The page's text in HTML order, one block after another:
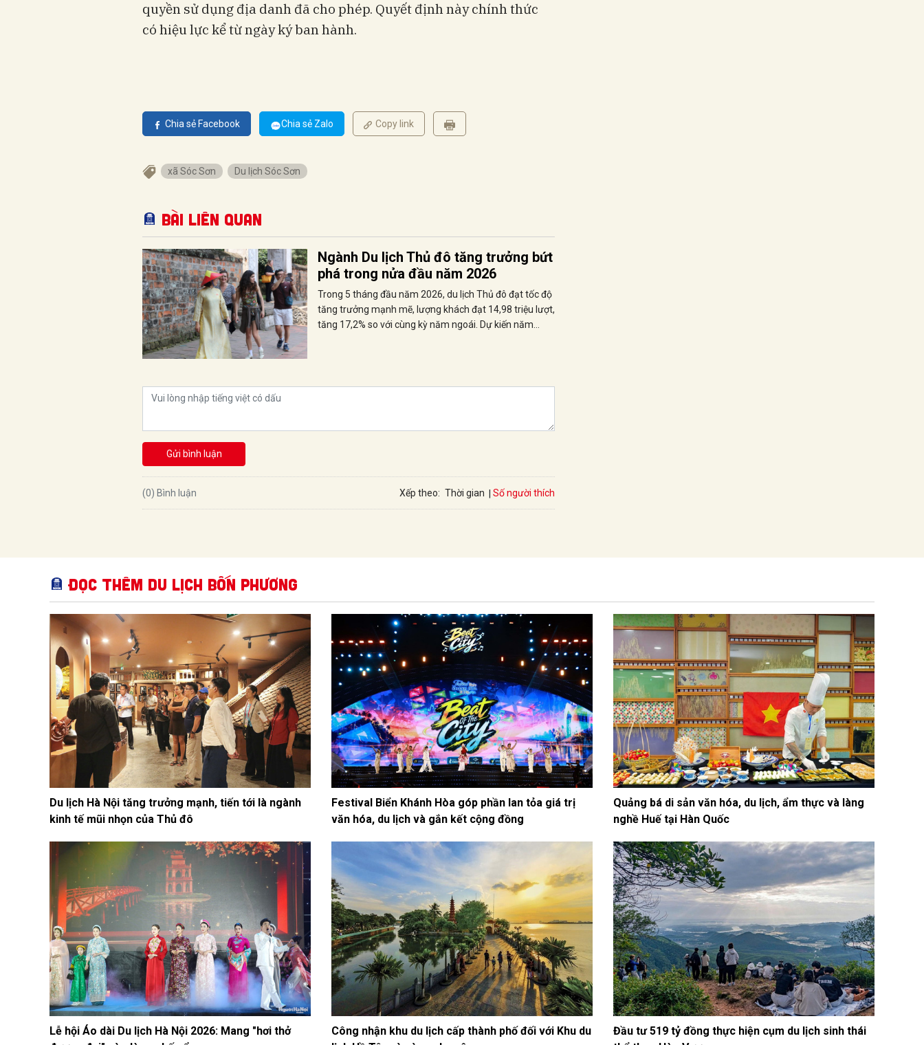
quyền sử dụng địa danh đã cho phép. Quyết định này chính thức
có hiệu lực kể từ ngày ký ban hành.
Chia sẻ Facebook Chia sẻ Zalo Copy link
xã Sóc Sơn Du lịch Sóc Sơn
Bài liên quan
Ngành Du lịch Thủ đô tăng trưởng bứt
phá trong nửa đầu năm 2026
Trong 5 tháng đầu năm 2026, du lịch Thủ đô đạt tốc độ
tăng trưởng mạnh mẽ, lượng khách đạt 14,98 triệu lượt,
tăng 17,2% so với cùng kỳ năm ngoái. Dự kiến năm
Gửi bình luận
(0) Bình luận Xếp theo: Thời gian Số người thích
Đọc thêm Du lịch bốn phương
Du lịch Hà Nội tăng trưởng mạnh, tiến tới là ngành
kinh tế mũi nhọn của Thủ đô
Festival Biển Khánh Hòa góp phần lan tỏa giá trị
văn hóa, du lịch và gắn kết cộng đồng
Quảng bá di sản văn hóa, du lịch, ẩm thực và làng
nghề Huế tại Hàn Quốc
Lễ hội Áo dài Du lịch Hà Nội 2026: Mang "hơi thở
Công nhận khu du lịch cấp thành phố đối với Khu du
Đầu tư 519 tỷ đồng thực hiện cụm du lịch sinh thái